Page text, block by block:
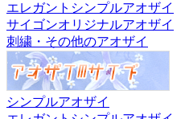
エレガントシンプルアオザイ
サイゴンオリジナルアオザイ
刺繍・その他のアオザイ
シンプルアオザイ